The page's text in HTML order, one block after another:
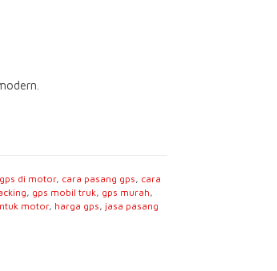
di motor, cara pasang gps, cara
, gps mobil truk, gps murah,
motor, harga gps, jasa pasang